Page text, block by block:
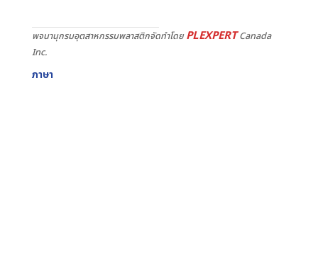
พจนานุกรมอุตสาหกรรมพลาสติกจัดทำโดยPLEXPERTCanada
Inc.
ภาษา